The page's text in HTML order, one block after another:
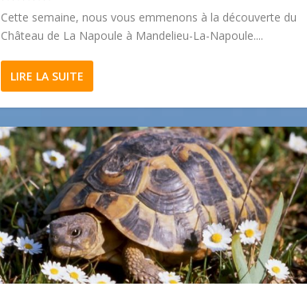
Cette semaine, nous vous emmenons à la découverte du
Château de La Napoule à Mandelieu-La-Napoule....
LIRE LA SUITE